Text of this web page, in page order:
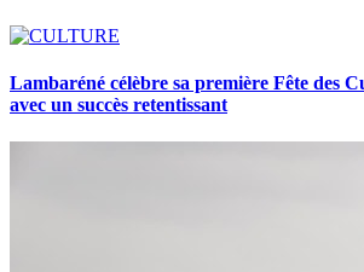
Lambaréné célèbre sa première Fête des
avec un succès retentissant